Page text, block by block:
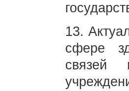
13.
сфере
связей